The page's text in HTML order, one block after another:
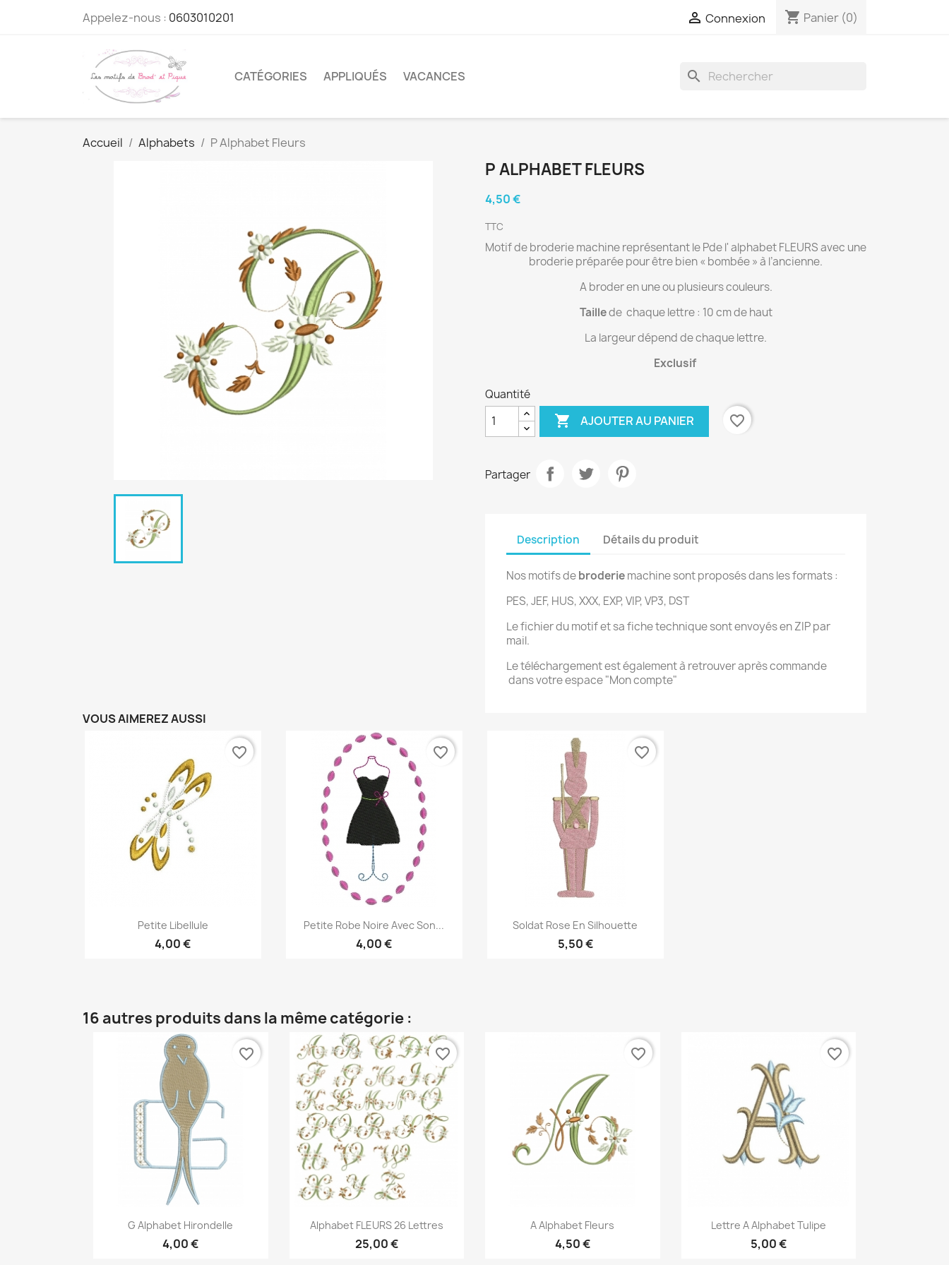
Appelez-nous : 0603010201  Connexion shopping_cart Panier (0)
search
CATÉGORIES APPLIQUÉS VACANCES
Accueil Alphabets P Alphabet Fleurs
P ALPHABET FLEURS
4,50 €
TTC
Motif de broderie machine représentant le Pde l' alphabet FLEURS avec une
broderie préparée pour être bien « bombée » à l’ancienne.
A broder en une ou plusieurs couleurs.
Taillede chaque lettre : 10 cm de haut
La largeur dépend de chaque lettre.
Exclusif
Quantité
 AJOUTER AU PANIER favorite_border
Partager
Description Détails du produit
Nos motifs debroderiemachine sont proposés dans les formats :
PES, JEF, HUS, XXX, EXP, VIP, VP3, DST
Le fichier du motif et sa fiche technique sont envoyés en ZIP par
mail.
Le téléchargement est également à retrouver après commande
dans votre espace "Mon compte"
VOUS AIMEREZ AUSSI
Aperçu rapide
Petite Libellule
4,00 €
favorite_border
Aperçu rapide
Petite Robe Noire Avec Son...
4,00 €
favorite_border
Aperçu rapide
Soldat Rose En Silhouette
5,50 €
favorite_border
16 autres produits dans la même catégorie :
Aperçu rapide
G Alphabet Hirondelle
4,00 €
favorite_border
Aperçu rapide
Alphabet FLEURS 26 Lettres
25,00 €
favorite_border
Aperçu rapide
A Alphabet Fleurs
4,50 €
favorite_border
Aperçu rapide
Lettre A Alphabet Tulipe
5,00 €
favorite_border